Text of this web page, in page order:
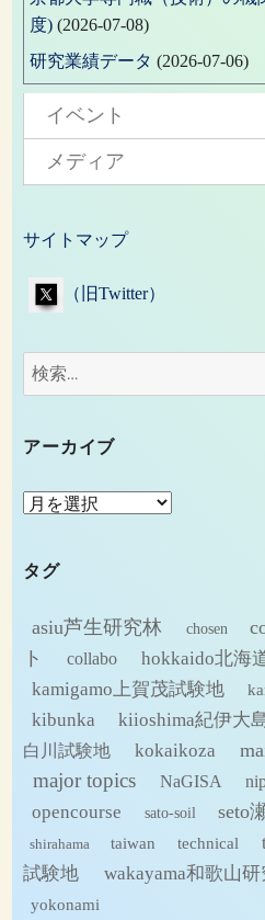
度) (2026-07-08)
研究業績データ (2026-07-06)
イベント
メディア
サイトマップ
（旧Twitter）
検
索:
アーカイブ
ア
カ
ブ
タグ
asiu芦生研究林 chosen
ト
collabo hokkaido北海
kamigamo上賀茂試験地
kibunka
kiioshima紀伊大
白川試験地
kokaikoza
major topics NaGISA
opencourse sato-soil seto
shirahama taiwan technical
試験地
wakayama和歌山研
yokonami